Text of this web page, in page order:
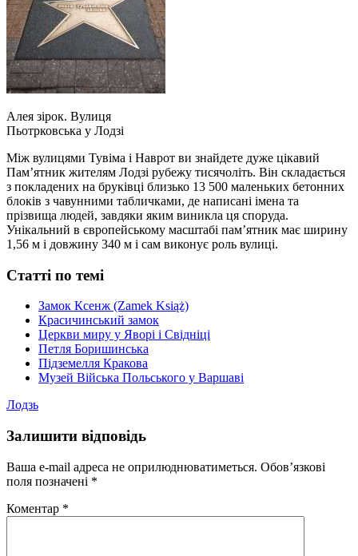
Алея зірок. Вулиця
Пьотрковська у Лодзі
Між вулицями Тувіма і Наврот ви знайдете дуже цікавий
Пам’ятник жителям Лодзі рубежу тисячоліть. Він складається
з покладених на бруківці близько 13 500 маленьких бетонних
блоків з чавунними табличками, де написані імена та
прізвища людей, завдяки яким виникла ця споруда.
Унікальний в європейському масштабі пам’ятник має ширину
1,56 м і довжину 340 м і сам виконує роль вулиці.
Статті по темі
Замок Ксенж (Zamek Książ)
Красичинський замок
Церкви миру у Яворі і Свідніці
Петля Боришинська
Підземелля Кракова
Музей Війська Польського у Варшаві
Лодзь
Залишити відповідь
Ваша e-mail адреса не оприлюднюватиметься. Обов’язкові
поля позначені *
Коментар *